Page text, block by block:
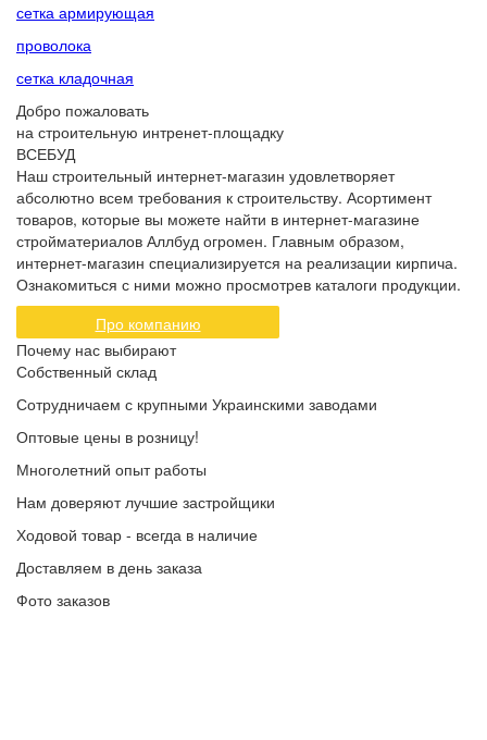
сетка армирующая
проволока
сетка кладочная
Добро пожаловать
на строительную интренет-площадку
ВСЕБУД
Наш строительный интернет-магазин удовлетворяет
абсолютно всем требования к строительству. Асортимент
товаров, которые вы можете найти в интернет-магазине
стройматериалов Аллбуд огромен. Главным образом,
интернет-магазин специализируется на реализации кирпича.
Ознакомиться с ними можно просмотрев каталоги продукции.
Про компанию
Почему нас выбирают
Собственный склад
Сотрудничаем с крупными Украинскими заводами
Оптовые цены в розницу!
Многолетний опыт работы
Нам доверяют лучшие застройщики
Ходовой товар - всегда в наличие
Доставляем в день заказа
Фото заказов